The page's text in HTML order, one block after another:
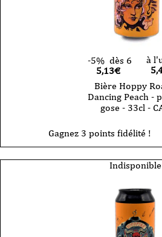
-5% dès 6
5,13€
à
Bière Hoppy
Dancing Peach -
gose - 33cl -
Gagnez 3 points fidélité !
Indisponible